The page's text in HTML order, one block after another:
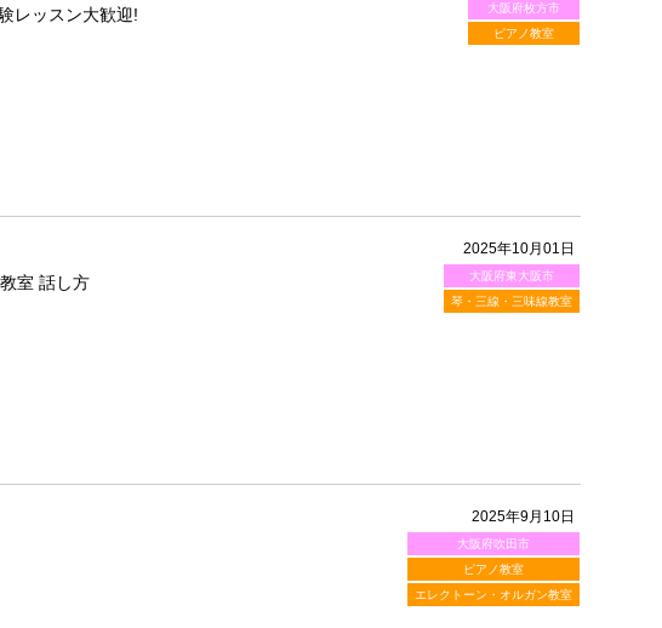
大阪府枚方市
ピアノ教室
レッスン大歓迎!
2025年10月01日
大阪府東大阪市
琴・三線・三味線教室
室 話し方
2025年9月10日
大阪府吹田市
ピアノ教室
エレクトーン・オルガン教室